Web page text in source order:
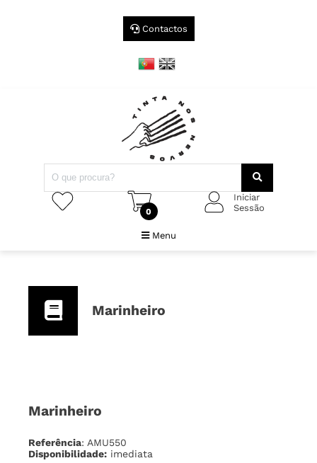
Contactos
0
Iniciar
Sessão
Menu
Marinheiro
Marinheiro
Referência: AMU550
Disponibilidade: imediata